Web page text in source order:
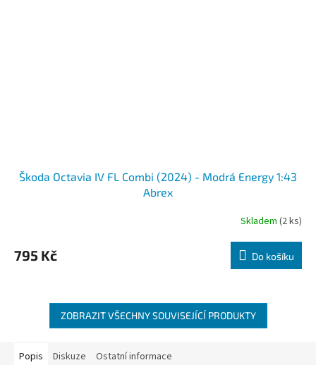
Škoda Octavia IV FL Combi (2024) - Modrá Energy 1:43
Abrex
Skladem (2 ks)
795 Kč Do košíku
ZOBRAZIT VŠECHNY SOUVISEJÍCÍ PRODUKTY
Popis Diskuze Ostatní informace